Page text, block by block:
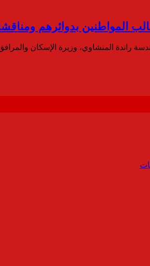
المواطنين بدوائرهم
راندة المنشاوي، وزيرة الإسكان